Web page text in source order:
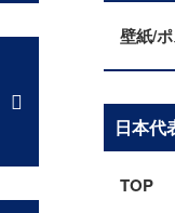
壁紙/
日本代
TOP